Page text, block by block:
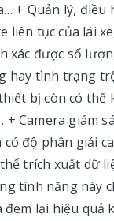
+ Quản lý,
liên tục của lái
xác được số
hay tình trạng
bị còn có
+ Camera giám
độ phân giải
trích xuất dữ
tính năng này
lại hiệu